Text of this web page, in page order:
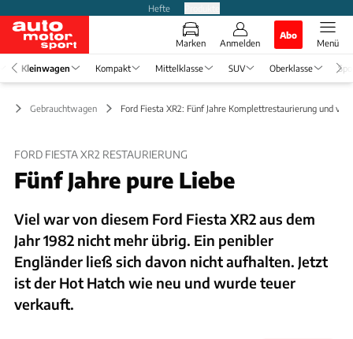
Hefte
Marken Anmelden
Abo
Menü
Kleinwagen Kompakt Mittelklasse SUV Oberklasse
Gebrauchtwagen Ford Fiesta XR2: Fünf Jahre Komplettrestaurierung und
FORD FIESTA XR2 RESTAURIERUNG
Fünf Jahre pure Liebe
Viel war von diesem Ford Fiesta XR2 aus dem
Jahr 1982 nicht mehr übrig. Ein penibler
Engländer ließ sich davon nicht aufhalten. Jetzt
ist der Hot Hatch wie neu und wurde teuer
verkauft.